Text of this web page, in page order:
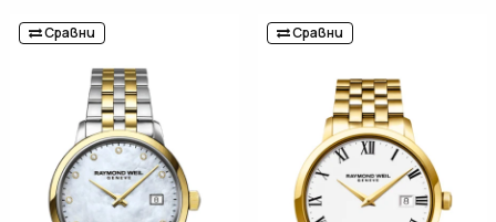
Сравни Сравни